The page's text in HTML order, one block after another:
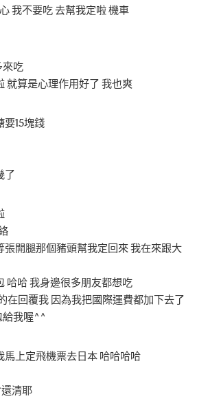
我不要吃 去幫我定啦 機車
來吃
就算是心理作用好了 我也爽
要15塊錢
了
張開腿那個豬頭幫我定回來 我在來跟大
哈哈 我身邊很多朋友都想吃
在回覆我 因為我把國際運費都加下去了
給我喔^^
馬上定飛機票去日本 哈哈哈哈
清耶